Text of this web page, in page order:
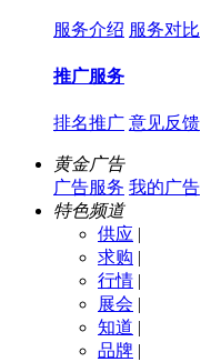
服务介绍 服务对比
推广服务
排名推广 意见反馈
黄金广告
广告服务 我的广告
特色频道
供应 |
求购 |
行情 |
展会 |
知道 |
品牌 |